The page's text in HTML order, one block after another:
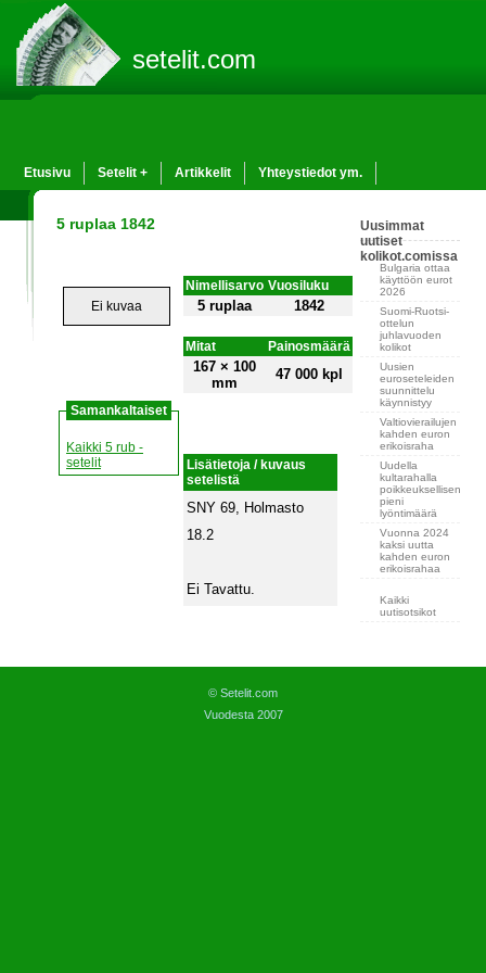
setelit.com
Etusivu Setelit + Artikkelit Yhteystiedot ym.
5 ruplaa 1842
Ei kuvaa
Samankaltaiset
Kaikki 5 rub -
setelit
Nimellisarvo Vuosiluku
5 ruplaa 1842
Mitat Painosmäärä
167 × 100
mm
47 000 kpl
Lisätietoja / kuvaus
setelistä
SNY 69, Holmasto
18.2
Ei Tavattu.
Uusimmat
uutiset
kolikot.comissa
Bulgaria ottaa
käyttöön eurot
2026
Suomi-Ruotsi-
ottelun
juhlavuoden
kolikot
Uusien
euroseteleiden
suunnittelu
käynnistyy
Valtiovierailujen
kahden euron
erikoisraha
Uudella
kultarahalla
poikkeuksellisen
pieni
lyöntimäärä
Vuonna 2024
kaksi uutta
kahden euron
erikoisrahaa
Kaikki
uutisotsikot
© Setelit.com
Vuodesta 2007